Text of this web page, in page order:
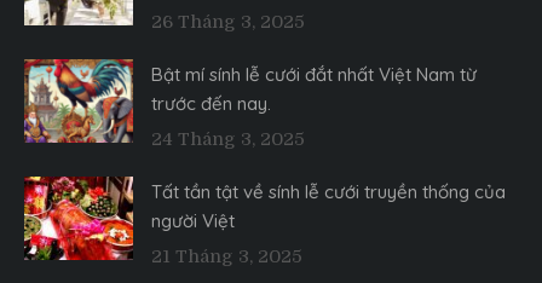
26 Tháng 3, 2025
Bật mí sính lễ cưới đắt nhất Việt Nam từ
trước đến nay.
24 Tháng 3, 2025
Tất tần tật về sính lễ cưới truyền thống của
người Việt
21 Tháng 3, 2025